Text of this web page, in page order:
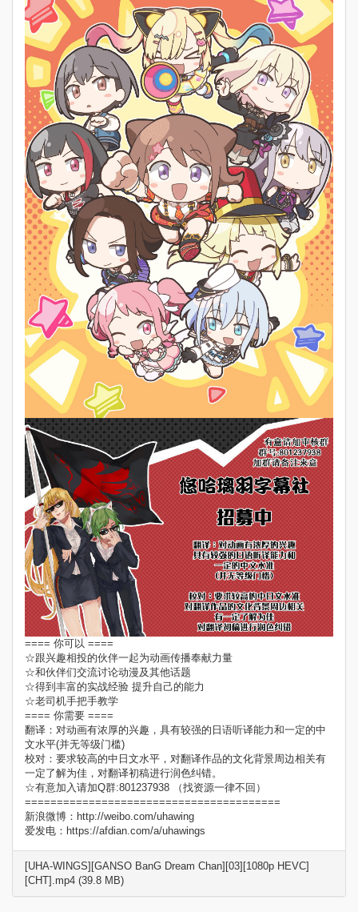
==== 你可以 ====
☆跟兴趣相投的伙伴一起为动画传播奉献力量
☆和伙伴们交流讨论动漫及其他话题
☆得到丰富的实战经验 提升自己的能力
☆老司机手把手教学
==== 你需要 ====
翻译：对动画有浓厚的兴趣，具有较强的日语听译能力和一定的中
文水平(并无等级门槛)
校对：要求较高的中日文水平，对翻译作品的文化背景周边相关有
一定了解为佳，对翻译初稿进行润色纠错。
☆有意加入请加Q群:801237938 （找资源一律不回）
========================================
新浪微博：http://weibo.com/uhawing
爱发电：https://afdian.com/a/uhawings
[UHA-WINGS][GANSO BanG Dream Chan][03][1080p HEVC]
[CHT].mp4 (39.8 MB)